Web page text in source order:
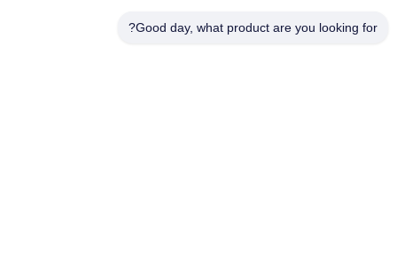
Good day, what product are you looking for?